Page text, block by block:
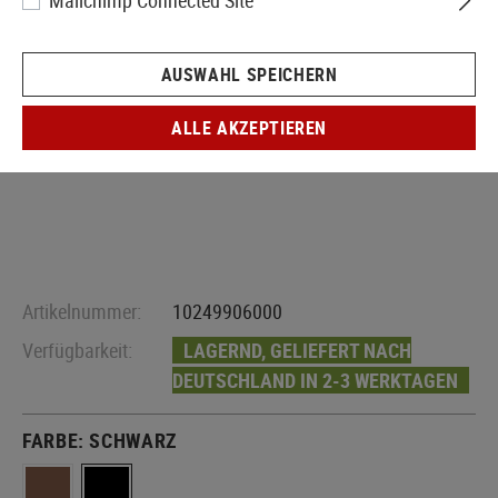
Artikelnummer:
10249906000
Verfügbarkeit:
LAGERND, GELIEFERT NACH
DEUTSCHLAND IN 2-3 WERKTAGEN
FARBE:SCHWARZ
AUSWAHL SPEICHERN
ALLE AKZEPTIEREN